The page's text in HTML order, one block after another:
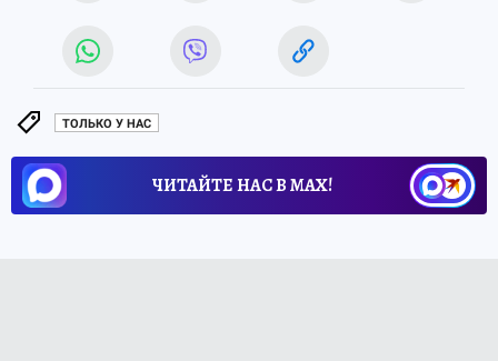
ТОЛЬКО У НАС
ЧИТАЙТЕ НАС В МАХ!